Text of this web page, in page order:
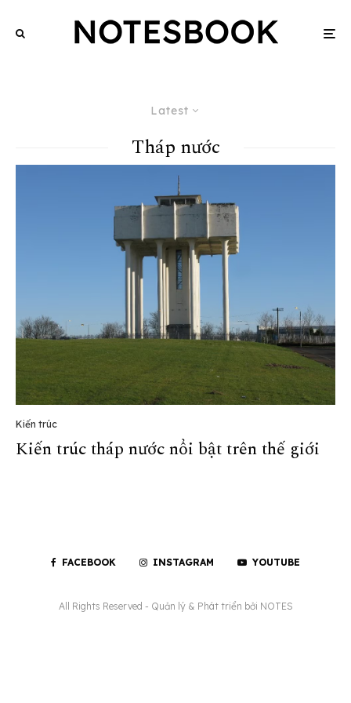
Latest
Tháp nước
Kiến trúc
Kiến trúc tháp nước nổi bật trên thế giới
FACEBOOK INSTAGRAM YOUTUBE
All Rights Reserved - Quản lý & Phát triển bởi NOTES